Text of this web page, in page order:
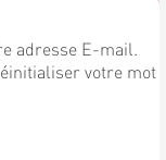
adresse E-mail.
votre mot